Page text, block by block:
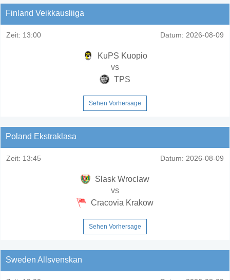
Finland Veikkausliiga
Zeit: 13:00 Datum: 2026-08-09
KuPS Kuopio
vs
TPS
Sehen Vorhersage
Poland Ekstraklasa
Zeit: 13:45 Datum: 2026-08-09
Slask Wroclaw
vs
Cracovia Krakow
Sehen Vorhersage
Sweden Allsvenskan